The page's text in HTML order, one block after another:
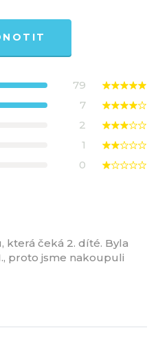
79
7
2
1
0
která čeká 2. díté. Byla
proto jsme nakoupuli